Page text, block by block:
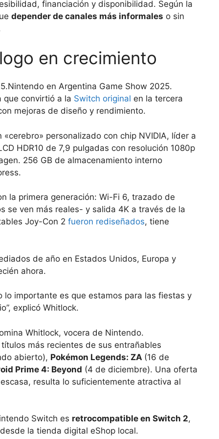
financiación y disponibilidad. Según la
depender de canales más informales o sin
en crecimiento
Nintendo en Argentina Game Show 2025.
que convirtió a la Switch original en la tercera
mejoras de diseño y rendimiento.
personalizado con chip NVIDIA, líder a
HDR10 de 7,9 pulgadas con resolución 1080p
256 GB de almacenamiento interno
la primera generación: Wi-Fi 6, trazado de
se ven más reales- y salida 4K a través de la
Joy-Con 2 fueron rediseñados, tiene
de año en Estados Unidos, Europa y
ahora.
lo importante es que estamos para las fiestas y
explicó Whitlock.
Whitlock, vocera de Nintendo.
más recientes de sus entrañables
abierto), Pokémon Legends: ZA (16 de
Prime 4: Beyond (4 de diciembre). Una oferta
resulta lo suficientemente atractiva al
Switch es retrocompatible en Switch 2,
la tienda digital eShop local.